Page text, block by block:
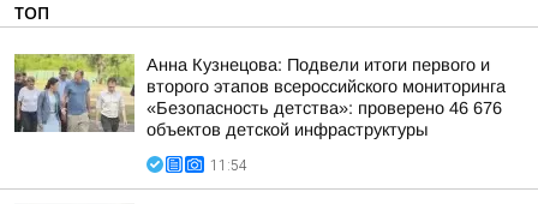
ТОП
Анна Кузнецова: Подвели итоги первого и
второго этапов всероссийского мониторинга
«Безопасность детства»: проверено 46 676
объектов детской инфраструктуры
11:54